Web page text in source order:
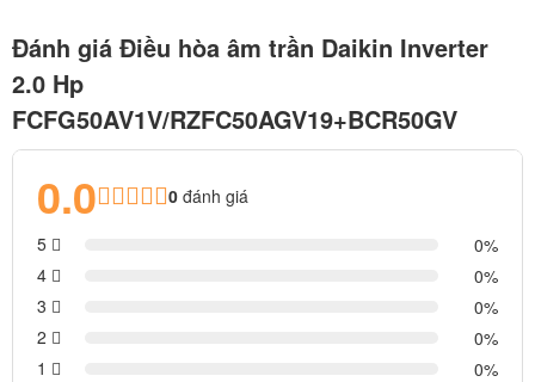
Đánh giá Điều hòa âm trần Daikin Inverter
2.0 Hp
FCFG50AV1V/RZFC50AGV19+BCR50GV
0.0 0 đánh giá
5
0
4
0
3
0
2
0
1
0